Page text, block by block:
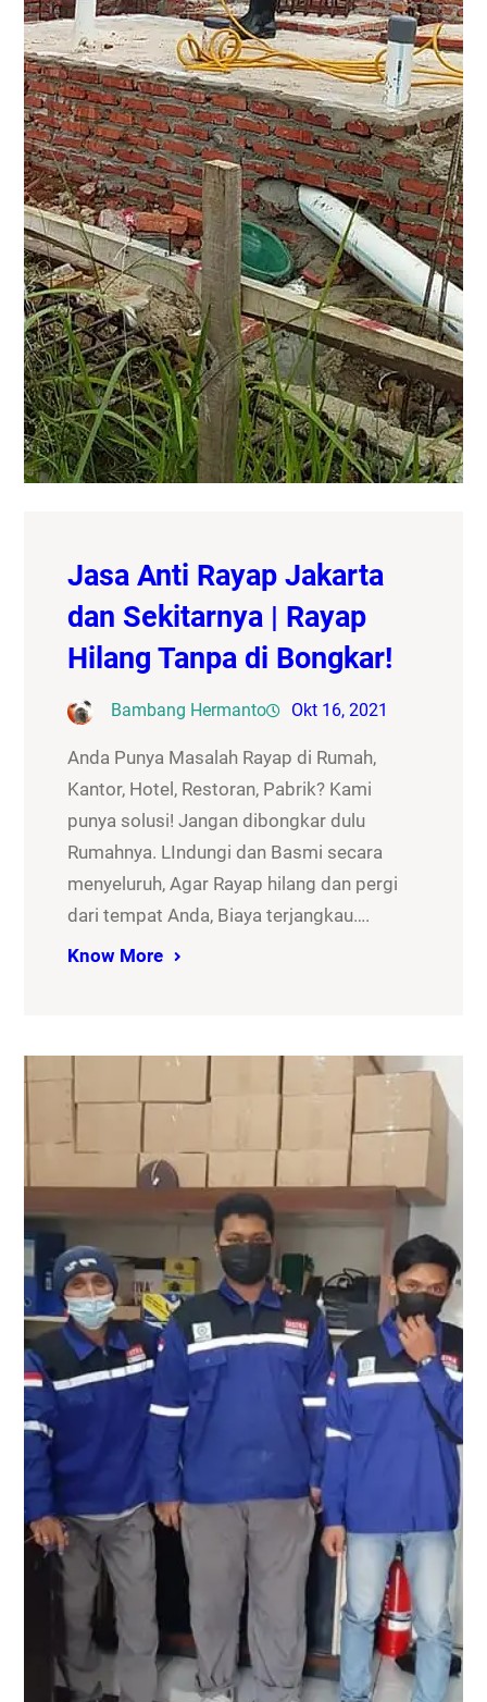
Jasa Anti Rayap Jakarta
dan Sekitarnya | Rayap
Hilang Tanpa di Bongkar!
Bambang Hermanto Okt 16, 2021
Anda Punya Masalah Rayap di Rumah,
Kantor, Hotel, Restoran, Pabrik? Kami
punya solusi! Jangan dibongkar dulu
Rumahnya. LIndungi dan Basmi secara
menyeluruh, Agar Rayap hilang dan pergi
dari tempat Anda, Biaya terjangkau….
Know More